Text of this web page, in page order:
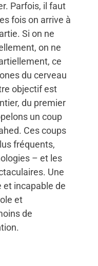
Parfois, il faut
fois on arrive à
Si on ne
on ne
ce
du cerveau
objectif est
du premier
un coup
Ces coups
fréquents,
– et les
Une
et incapable de
et
de